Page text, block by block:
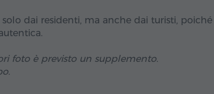
dai residenti, ma anche dai turisti,
foto è previsto un supplemento.